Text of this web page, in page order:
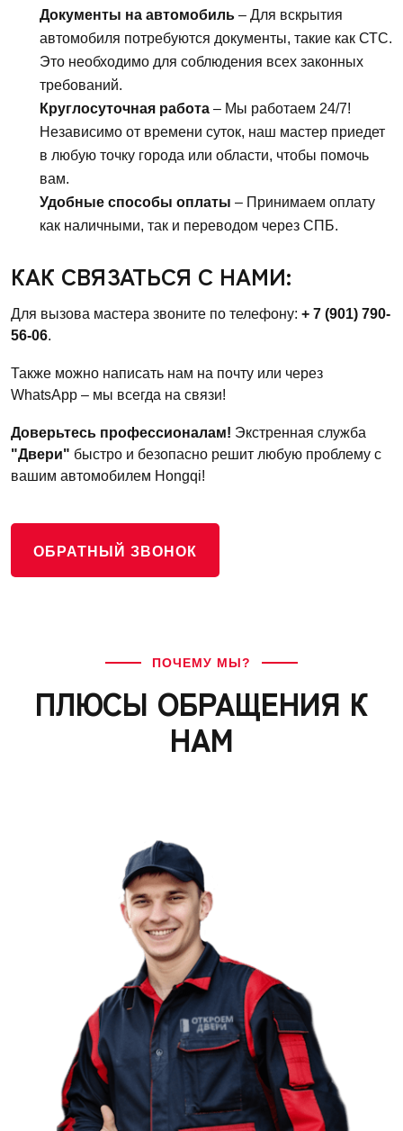
Документы на автомобиль – Для вскрытия
автомобиля потребуются документы, такие как СТС.
Это необходимо для соблюдения всех законных
требований.
Круглосуточная работа – Мы работаем 24/7!
Независимо от времени суток, наш мастер приедет
в любую точку города или области, чтобы помочь
вам.
Удобные способы оплаты – Принимаем оплату
как наличными, так и переводом через СПБ.
КАК СВЯЗАТЬСЯ С НАМИ:
Для вызова мастера звоните по телефону: + 7 (901) 790-
56-06.
Также можно написать нам на почту или через
WhatsApp – мы всегда на связи!
Доверьтесь профессионалам! Экстренная служба
"Двери" быстро и безопасно решит любую проблему с
вашим автомобилем Hongqi!
ОБРАТНЫЙ ЗВОНОК
ПОЧЕМУ МЫ?
ПЛЮСЫ ОБРАЩЕНИЯ К
НАМ